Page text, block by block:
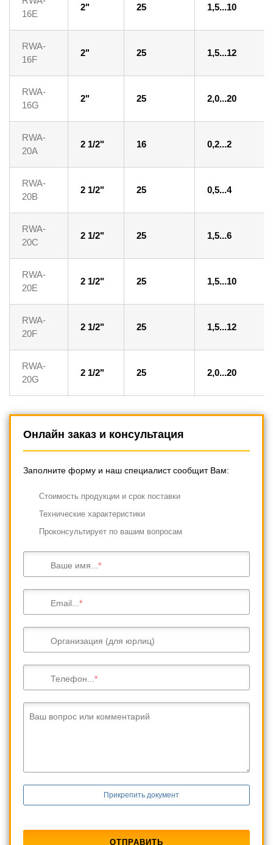
16E
2" 25 1,5...10
RWA-
16F
2" 25 1,5...12
RWA-
16G
2" 25 2,0...20
RWA-
20A
2 1/2" 16 0,2...2
RWA-
20B
2 1/2" 25 0,5...4
RWA-
20C
2 1/2" 25 1,5...6
RWA-
20E
2 1/2" 25 1,5...10
RWA-
20F
2 1/2" 25 1,5...12
RWA-
20G
2 1/2" 25 2,0...20
Онлайн заказ и консультация
Заполните форму и наш специалист сообщит Вам:
Cтоимость продукции и срок поставки
Технические характеристики
Проконсультирует по вашим вопросам
Ваше имя...
Email...
Организация (для юрлиц)
Телефон...
Ваш вопрос или комментарий
Прикрепить документ